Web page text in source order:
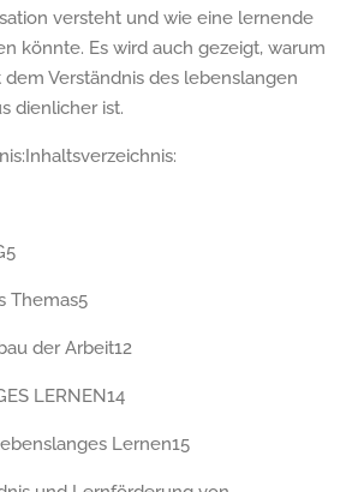
versteht und wie eine lernende
könnte. Es wird auch gezeigt, warum
Verständnis des lebenslangen
dienlicher ist.
Themas5
der Arbeit12
LERNEN14
Lernen15